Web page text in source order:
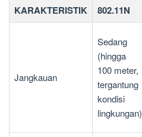
KARAKTERISTIK 802.11N
Jangkauan
Sedang
(hingga
100 meter,
tergantung
kondisi
lingkungan)